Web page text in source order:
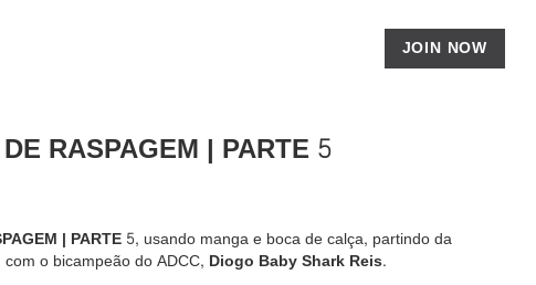
JOIN NOW
RASPAGEM | PARTE 5
| PARTE 5, usando manga e boca de calça, partindo da
o bicampeão do ADCC, Diogo Baby Shark Reis.